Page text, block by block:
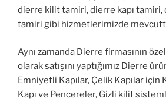
dierre kilit tamiri, dierre kapı tamiri,
tamiri gibi hizmetlerimizde
Aynı zamanda Dierre firmasının
olarak satışını yaptığımız Dierre
Emniyetli Kapılar, Çelik Kapılar için
Kapı ve Pencereler, Gizli kilit